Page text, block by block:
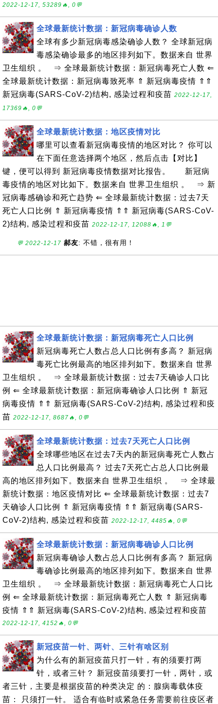
2022-12-17, 53289🔥, 0💬
全球最新统计数据：新冠病毒确诊人数
全球有多少新冠病毒感染确诊人数？ 全球新冠病
毒感染确诊最多的地区排列如下。数据来自 世界
卫生组织 。 ⇒ 全球最新统计数据：新冠病毒死亡人数 ⇐
全球最新统计数据：新冠病毒致死率 ⇑ 新冠病毒疫情 ⇑⇑
新冠病毒(SARS-CoV-2)结构, 感染过程和疫苗 2022-12-17,
17369🔥, 0💬
全球最新统计数据：地区疫情对比
哪里可以查看新冠病毒疫情的地区对比？ 你可以
在下面任意选择两个地区，然后点击【对比】
键，便可以得到 新冠病毒疫情数据对比报告。 新冠病
毒疫情的地区对比如下。数据来自 世界卫生组织 。 ⇒ 新
冠病毒感确诊和死亡趋势 ⇐ 全球最新统计数据：过去7天
死亡人口比例 ⇑ 新冠病毒疫情 ⇑⇑ 新冠病毒(SARS-CoV-
2)结构, 感染过程和疫苗 2022-12-17, 12088🔥, 1💬
💬 2022-12-17 郝友: 不错，很有用！
全球最新统计数据：新冠病毒死亡人口比例
新冠病毒死亡人数占总人口比例有多高？ 新冠病
毒死亡比例最高的地区排列如下。数据来自 世界
卫生组织 。 ⇒ 全球最新统计数据：过去7天确诊人口比
例 ⇐ 全球最新统计数据：新冠病毒确诊人口比例 ⇑ 新冠
病毒疫情 ⇑⇑ 新冠病毒(SARS-CoV-2)结构, 感染过程和疫
苗 2022-12-17, 8687🔥, 0💬
全球最新统计数据：过去7天死亡人口比例
全球哪些地区在过去7天内的新冠病毒死亡人数占
总人口比例最高？ 过去7天死亡占总人口比例最
高的地区排列如下。数据来自 世界卫生组织 。 ⇒ 全球最
新统计数据：地区疫情对比 ⇐ 全球最新统计数据：过去7
天确诊人口比例 ⇑ 新冠病毒疫情 ⇑⇑ 新冠病毒(SARS-
CoV-2)结构, 感染过程和疫苗 2022-12-17, 4485🔥, 0💬
全球最新统计数据：新冠病毒确诊人口比例
新冠病毒确诊人数占总人口比例有多高？ 新冠病
毒确诊比例最高的地区排列如下。数据来自 世界
卫生组织 。 ⇒ 全球最新统计数据：新冠病毒死亡人口比
例 ⇐ 全球最新统计数据：新冠病毒死亡人数 ⇑ 新冠病毒
疫情 ⇑⇑ 新冠病毒(SARS-CoV-2)结构, 感染过程和疫苗
2022-12-17, 4152🔥, 0💬
新冠疫苗一针、两针、三针有啥区别
为什么有的新冠疫苗只打一针，有的须要打两
针，或者三针？ 新冠疫苗须要打一针，两针，或
者三针，主要是根据疫苗的种类决定 的：腺病毒载体疫
苗： 只须打一针。 适合有临时或紧急任务需要前往疫区者